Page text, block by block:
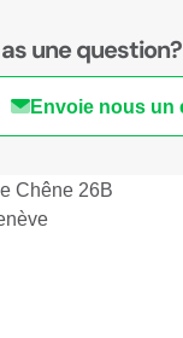
une question?
Envoie nous un
Chêne 26B